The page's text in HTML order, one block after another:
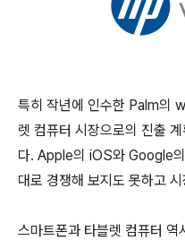
특히 작년에 인수한 Palm의
렛 컴퓨터 시장으로의 진출
다. Apple의 iOS와 Google
대로 경쟁해 보지도 못하고
스마트폰과 타블렛 컴퓨터